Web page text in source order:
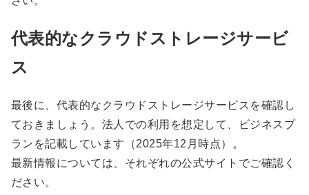
代表的なクラウドストレージサービ
ス
最後に、代表的なクラウドストレージサービスを確認し
ておきましょう。法人での利用を想定して、ビジネスプ
ランを記載しています（2025年12月時点）。
最新情報については、それぞれの公式サイトでご確認く
ださい。